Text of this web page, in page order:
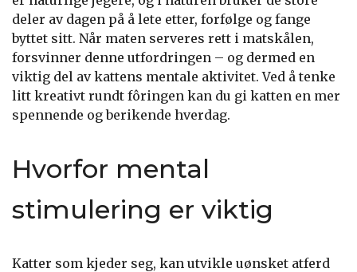
deler av dagen på å lete etter, forfølge og fange
byttet sitt. Når maten serveres rett i matskålen,
forsvinner denne utfordringen – og dermed en
viktig del av kattens mentale aktivitet. Ved å tenke
litt kreativt rundt fôringen kan du gi katten en mer
spennende og berikende hverdag.
Hvorfor mental
stimulering er viktig
Katter som kjeder seg, kan utvikle uønsket atferd